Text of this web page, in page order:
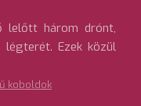
lelőtt három drónt,
Ezek közül
koboldok